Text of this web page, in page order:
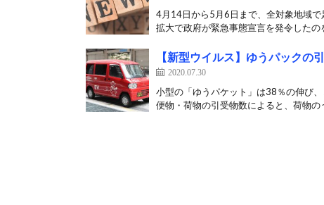
4月14日から5月6日まで、全対象地域
拡大で政府が緊急事態宣言を発令したの
【新型ウイルス】ゆうパックの
2020.07.30
小型の「ゆうパケット」は38％の伸び
便物・荷物の引受物数によると、荷物の